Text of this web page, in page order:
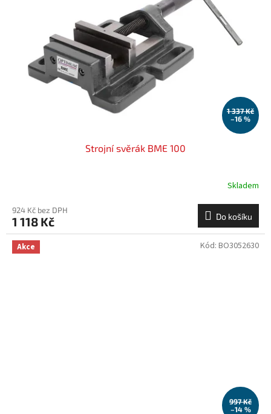
1 337 Kč
–16 %
Strojní svěrák BME 100
Skladem
924 Kč bez DPH
1 118 Kč Do košíku
Akce
997 Kč
–14 %
Kód: BO3052630